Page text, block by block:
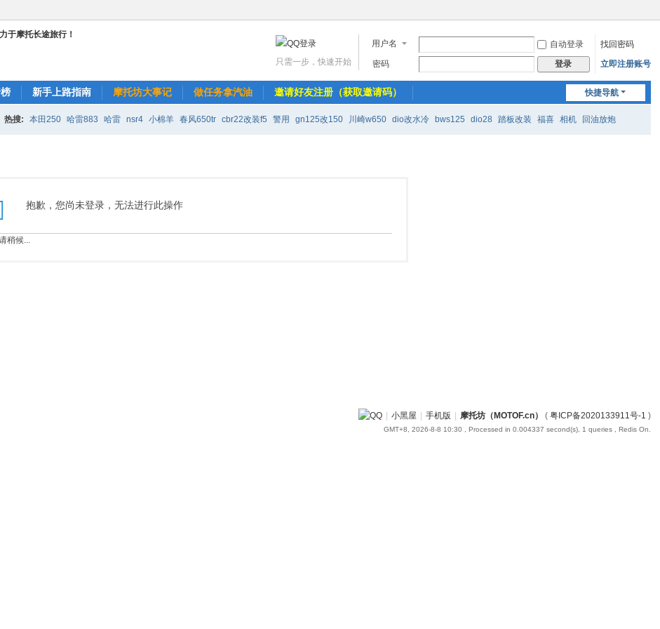
用户名 自动登录
找回密码
密码
登录 立即注册账号
只需一步，快速开始
快捷导航
新手上路指南 摩托坊大事记 做任务拿汽油 邀请好友注册（获取邀请码）
热搜: 本田250 哈雷883 哈雷 nsr4 小棉羊 春风650tr cbr22改装f5 警用 gn125改150 川崎w650 dio改水冷 bws125 dio28 踏板改装 福喜 相机 回油放炮
抱歉，您尚未登录，无法进行此操作
稍候...
小黑屋 手机版 摩托坊（MOTOF.cn） ( 粤ICP备2020133911号-1 )
GMT+8, 2026-8-8 10:30 , Processed in 0.004337 second(s), 1 queries , Redis On.